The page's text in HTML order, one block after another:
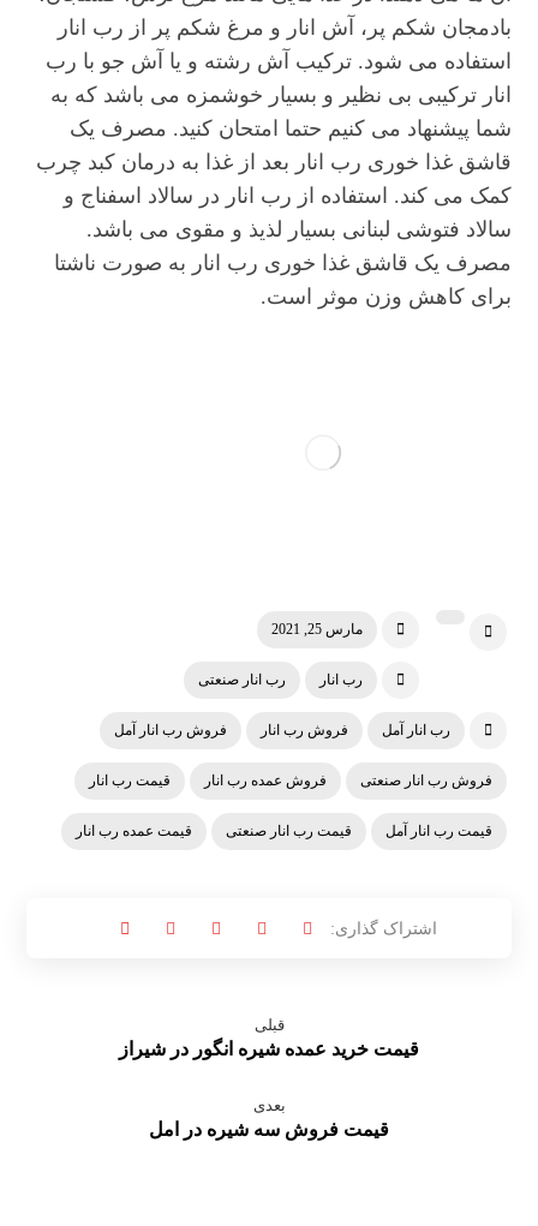
بادمجان شکم پر، آش انار و مرغ شکم پر از رب انار
استفاده می شود. ترکیب آش رشته و یا آش جو با رب
انار ترکیبی بی نظیر و بسیار خوشمزه می باشد که به
شما پیشنهاد می کنیم حتما امتحان کنید. مصرف یک
قاشق غذا خوری رب انار بعد از غذا به درمان کبد چرب
کمک می کند. استفاده از رب انار در سالاد اسفناج و
سالاد فتوشی لبنانی بسیار لذیذ و مقوی می باشد.
مصرف یک قاشق غذا خوری رب انار به صورت ناشتا
برای کاهش وزن موثر است.
مارس 25, 2021
رب انار رب انار صنعتی
رب انار آمل فروش رب انار فروش رب انار آمل
فروش رب انار صنعتی فروش عمده رب انار قیمت رب انار
قیمت رب انار آمل قیمت رب انار صنعتی قیمت عمده رب انار
قبلی
قیمت خرید عمده شیره انگور در شیراز
بعدی
قیمت فروش سه شیره در امل